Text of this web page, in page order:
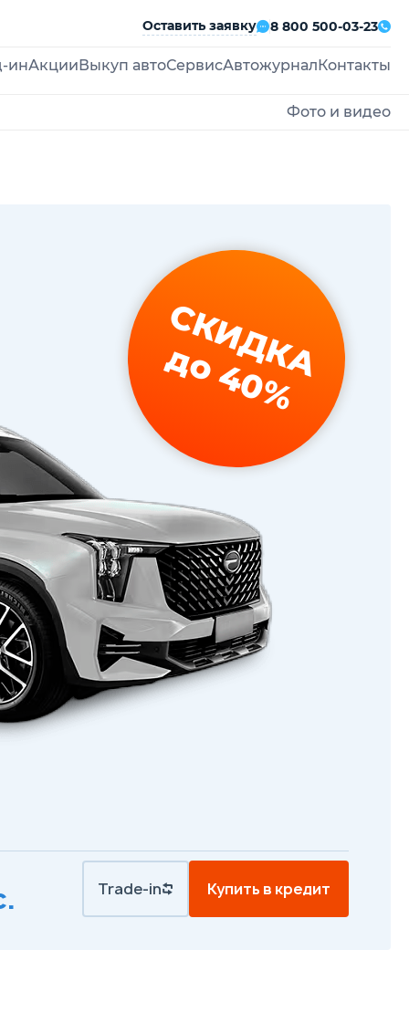
Оставить заявку 8 800 500-03-23
инАкции Выкуп автоСервисАвтожурнал Контакты
Фото и видео
СКИДКА
до 40%
Trade-in Купить в кредит